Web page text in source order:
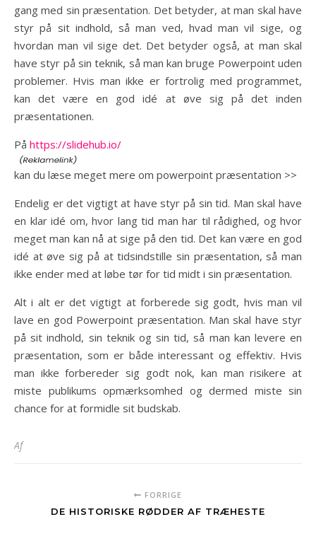
gang med sin præsentation. Det betyder, at man skal have
styr på sit indhold, så man ved, hvad man vil sige, og
hvordan man vil sige det. Det betyder også, at man skal
have styr på sin teknik, så man kan bruge Powerpoint uden
problemer. Hvis man ikke er fortrolig med programmet,
kan det være en god idé at øve sig på det inden
præsentationen.
På https://slidehub.io/
kan du læse meget mere om powerpoint præsentation >>
Endelig er det vigtigt at have styr på sin tid. Man skal have
en klar idé om, hvor lang tid man har til rådighed, og hvor
meget man kan nå at sige på den tid. Det kan være en god
idé at øve sig på at tidsindstille sin præsentation, så man
ikke ender med at løbe tør for tid midt i sin præsentation.
Alt i alt er det vigtigt at forberede sig godt, hvis man vil
lave en god Powerpoint præsentation. Man skal have styr
på sit indhold, sin teknik og sin tid, så man kan levere en
præsentation, som er både interessant og effektiv. Hvis
man ikke forbereder sig godt nok, kan man risikere at
miste publikums opmærksomhed og dermed miste sin
chance for at formidle sit budskab.
Af
FORRIGE
DE HISTORISKE RØDDER AF TRÆHESTE